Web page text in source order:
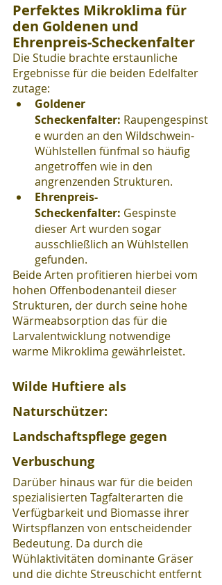
Perfektes Mikroklima für
den Goldenen und
Ehrenpreis-Scheckenfalter
Die Studie brachte erstaunliche
Ergebnisse für die beiden Edelfalter
zutage:
Goldener
Scheckenfalter: Raupengespinst
e wurden an den Wildschwein-
Wühlstellen fünfmal so häufig
angetroffen wie in den
angrenzenden Strukturen.
Ehrenpreis-
Scheckenfalter: Gespinste
dieser Art wurden sogar
ausschließlich an Wühlstellen
gefunden.
Beide Arten profitieren hierbei vom
hohen Offenbodenanteil dieser
Strukturen, der durch seine hohe
Wärmeabsorption das für die
Larvalentwicklung notwendige
warme Mikroklima gewährleistet.
Wilde Huftiere als
Naturschützer:
Landschaftspflege gegen
Verbuschung
Darüber hinaus war für die beiden
spezialisierten Tagfalterarten die
Verfügbarkeit und Biomasse ihrer
Wirtspflanzen von entscheidender
Bedeutung. Da durch die
Wühlaktivitäten dominante Gräser
und die dichte Streuschicht entfernt